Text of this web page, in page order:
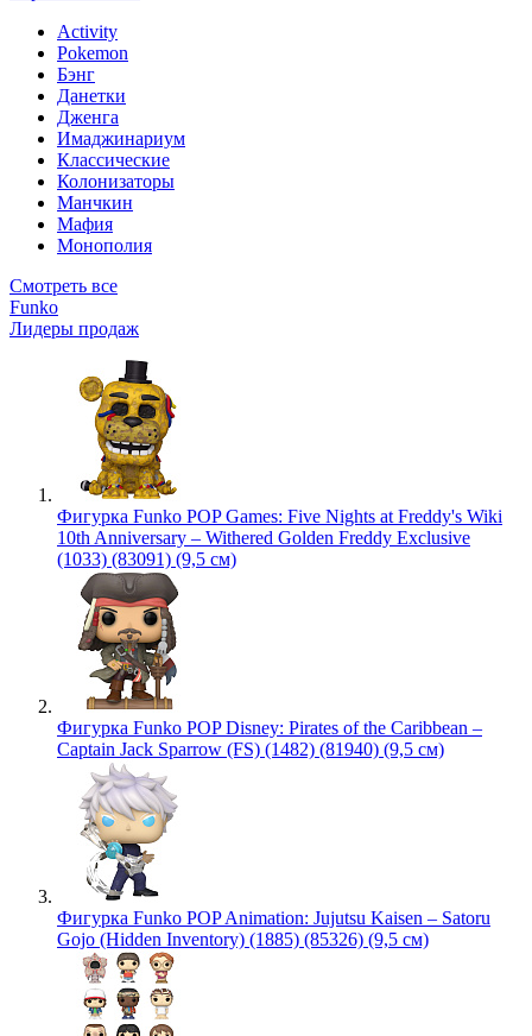
Activity
Pokemon
Бэнг
Данетки
Дженга
Имаджинариум
Классические
Колонизаторы
Манчкин
Мафия
Монополия
Смотреть все
Funko
Лидеры продаж
Фигурка Funko POP Games: Five Nights at Freddy's Wiki
10th Anniversary – Withered Golden Freddy Exclusive
(1033) (83091) (9,5 см)
Фигурка Funko POP Disney: Pirates of the Caribbean –
Captain Jack Sparrow (FS) (1482) (81940) (9,5 см)
Фигурка Funko POP Animation: Jujutsu Kaisen – Satoru
Gojo (Hidden Inventory) (1885) (85326) (9,5 см)